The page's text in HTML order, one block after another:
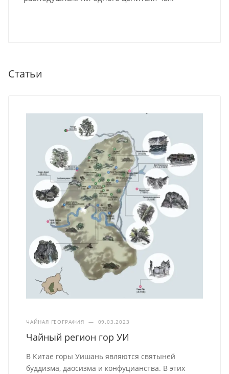
Статьи
ЧАЙНАЯ ГЕОГРАФИЯ — 09.03.2023
Чайный регион гор УИ
В Китае горы Уишань являются святыней
буддизма, даосизма и конфуцианства. В этих